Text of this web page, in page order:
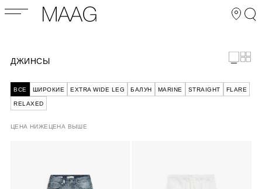
ДЖИНСЫ
ВСЕ ШИРОКИЕ EXTRA WIDE LEG БАЛУН MARINE STRAIGHT FLARE
RELAXED
ЦЕНА НИЖЕ ЦЕНА ВЫШЕ